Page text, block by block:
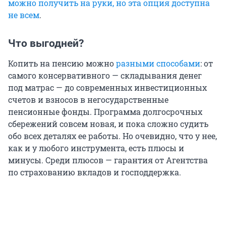
можно получить на руки, но эта опция доступна
не всем.
Что выгодней?
Копить на пенсию можноразными способами: от
самого консервативного — складывания денег
под матрас — до современных инвестиционных
счетов и взносов в негосударственные
пенсионные фонды. Программа долгосрочных
сбережений совсем новая, и пока сложно судить
обо всех деталях ее работы. Но очевидно, что у нее,
как и у любого инструмента, есть плюсы и
минусы. Среди плюсов — гарантия от Агентства
по страхованию вкладов и господдержка.